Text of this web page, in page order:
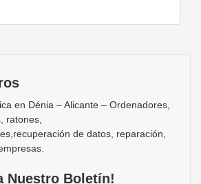
en Dénia – Alicante – Ordenadores,
ratones,
de datos, reparación,
Nuestro Boletín!